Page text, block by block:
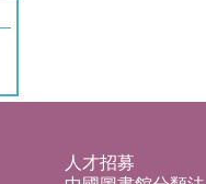
人才招募